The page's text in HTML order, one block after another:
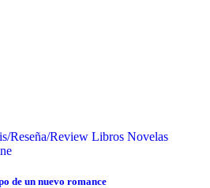
Reseña/Review Libros Novelas
de un nuevo romance